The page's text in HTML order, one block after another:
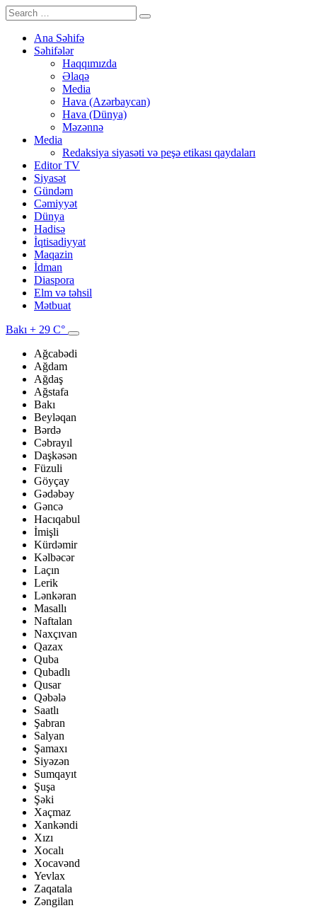
Ana Səhifə
Səhifələr
Haqqımızda
Əlaqə
Media
Hava (Azərbaycan)
Hava (Dünya)
Məzənnə
Media
Redaksiya siyasəti və peşə etikası qaydaları
Editor TV
Siyasət
Gündəm
Cəmiyyət
Dünya
Hadisə
İqtisadiyyat
Maqazin
İdman
Diaspora
Elm və təhsil
Mətbuat
Bakı + 29 C°
Ağcabədi
Ağdam
Ağdaş
Ağstafa
Bakı
Beyləqan
Bərdə
Cəbrayıl
Daşkəsən
Füzuli
Göyçay
Gədəbəy
Gəncə
Hacıqabul
İmişli
Kürdəmir
Kəlbəcər
Laçın
Lerik
Lənkəran
Masallı
Naftalan
Naxçıvan
Qazax
Quba
Qubadlı
Qusar
Qəbələ
Saatlı
Şabran
Salyan
Şamaxı
Siyəzən
Sumqayıt
Şuşa
Şəki
Xaçmaz
Xankəndi
Xızı
Xocalı
Xocavənd
Yevlax
Zaqatala
Zəngilan